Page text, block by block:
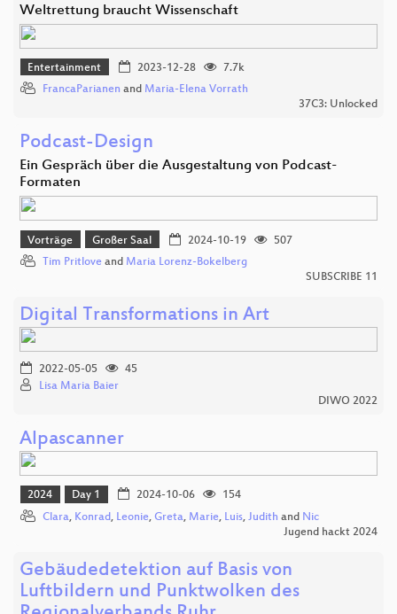
Weltrettung braucht Wissenschaft
Entertainment 2023-12-28
7.7k
FrancaParianen and Maria-Elena Vorrath
37C3: Unlocked
Podcast-Design
Ein Gespräch über die Ausgestaltung von Podcast-
Formaten
Vorträge Großer Saal 2024-10-19
507
Tim Pritlove and Maria Lorenz-Bokelberg
SUBSCRIBE 11
Digital Transformations in Art
2022-05-05
45
Lisa Maria Baier
DIWO 2022
Alpascanner
2024 Day 1 2024-10-06
154
Clara, Konrad, Leonie, Greta, Marie, Luis, Judith and Nic
Jugend hackt 2024
Gebäudedetektion auf Basis von
Luftbildern und Punktwolken des